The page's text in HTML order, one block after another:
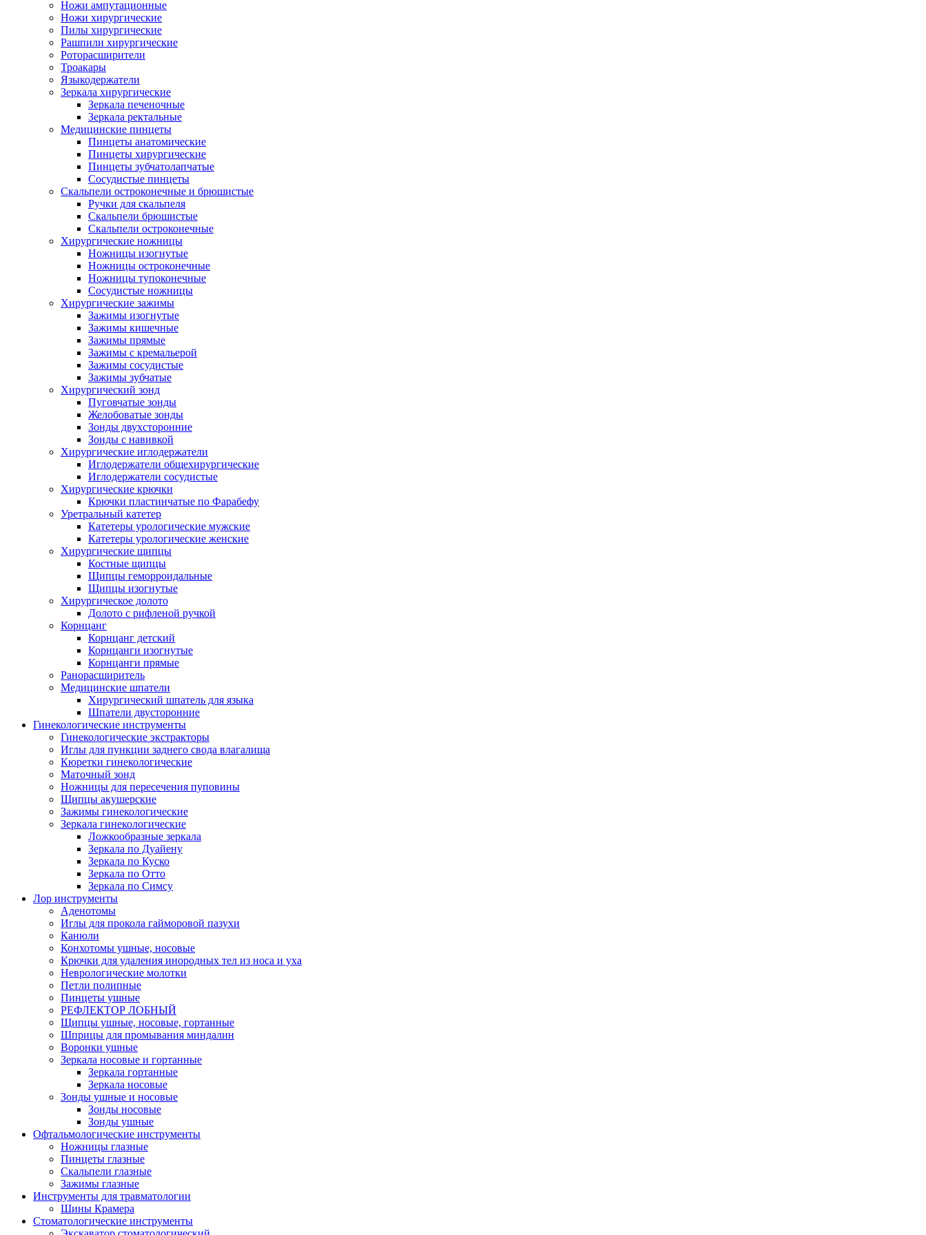
Ножи ампутационные
Ножи хирургические
Пилы хирургические
Рашпили хирургические
Роторасширители
Троакары
Языкодержатели
Зеркала хирургические
Зеркала печеночные
Зеркала ректальные
Медицинские пинцеты
Пинцеты анатомические
Пинцеты хирургические
Пинцеты зубчатолапчатые
Сосудистые пинцеты
Скальпели остроконечные и брюшистые
Ручки для скальпеля
Скальпели брюшистые
Скальпели остроконечные
Хирургические ножницы
Ножницы изогнутые
Ножницы остроконечные
Ножницы тупоконечные
Сосудистые ножницы
Хирургические зажимы
Зажимы изогнутые
Зажимы кишечные
Зажимы прямые
Зажимы с кремальерой
Зажимы сосудистые
Зажимы зубчатые
Хирургический зонд
Пуговчатые зонды
Желобоватые зонды
Зонды двухсторонние
Зонды с навивкой
Хирургические иглодержатели
Иглодержатели общехирургические
Иглодержатели сосудистые
Хирургические крючки
Крючки пластинчатые по Фарабефу
Уретральный катетер
Катетеры урологические мужские
Катетеры урологические женские
Хирургические щипцы
Костные щипцы
Щипцы геморроидальные
Щипцы изогнутые
Хирургическое долото
Долото с рифленой ручкой
Корнцанг
Корнцанг детский
Корнцанги изогнутые
Корнцанги прямые
Ранорасширитель
Медицинские шпатели
Хирургический шпатель для языка
Шпатели двусторонние
Гинекологические инструменты
Гинекологические экстракторы
Иглы для пункции заднего свода влагалища
Кюретки гинекологические
Маточный зонд
Ножницы для пересечения пуповины
Щипцы акушерские
Зажимы гинекологические
Зеркала гинекологические
Ложкообразные зеркала
Зеркала по Дуайену
Зеркала по Куско
Зеркала по Отто
Зеркала по Симсу
Лор инструменты
Аденотомы
Иглы для прокола гайморовой пазухи
Канюли
Конхотомы ушные, носовые
Крючки для удаления инородных тел из носа и уха
Неврологические молотки
Петли полипные
Пинцеты ушные
РЕФЛЕКТОР ЛОБНЫЙ
Щипцы ушные, носовые, гортанные
Шприцы для промывания миндалин
Воронки ушные
Зеркала носовые и гортанные
Зеркала гортанные
Зеркала носовые
Зонды ушные и носовые
Зонды носовые
Зонды ушные
Офтальмологические инструменты
Ножницы глазные
Пинцеты глазные
Скальпели глазные
Зажимы глазные
Инструменты для травматологии
Шины Крамера
Стоматологические инструменты